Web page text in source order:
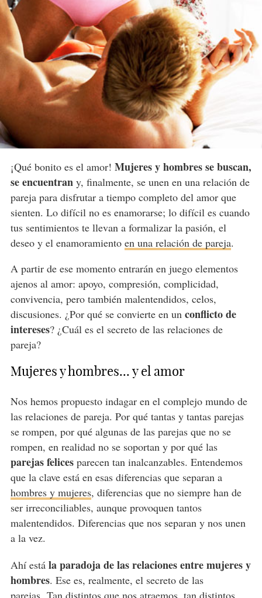
¡Qué bonito es el amor! Mujeres y hombres se buscan,
se encuentran y, finalmente, se unen en una relación de
pareja para disfrutar a tiempo completo del amor que
sienten. Lo difícil no es enamorarse; lo difícil es cuando
tus sentimientos te llevan a formalizar la pasión, el
deseo y el enamoramiento en una relación de pareja.
A partir de ese momento entrarán en juego elementos
ajenos al amor: apoyo, compresión, complicidad,
convivencia, pero también malentendidos, celos,
discusiones. ¿Por qué se convierte en un conflicto de
intereses? ¿Cuál es el secreto de las relaciones de
pareja?
Mujeres y hombres... y el amor
Nos hemos propuesto indagar en el complejo mundo de
las relaciones de pareja. Por qué tantas y tantas parejas
se rompen, por qué algunas de las parejas que no se
rompen, en realidad no se soportan y por qué las
parejas felicesparecen tan inalcanzables. Entendemos
que la clave está en esas diferencias que separan a
hombres y mujeres, diferencias que no siempre han de
ser irreconciliables, aunque provoquen tantos
malentendidos. Diferencias que nos separan y nos unen
a la vez.
Ahí está la paradoja de las relaciones entre mujeres y
hombres. Ese es, realmente, el secreto de las
parejas. Tan distintos que nos atraemos, tan distintos